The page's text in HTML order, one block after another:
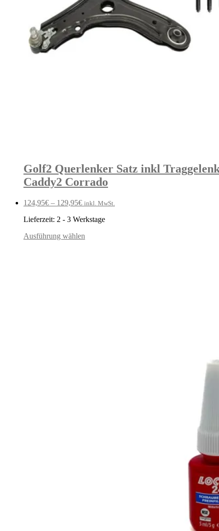
Golf2 Querlenker Satz inkl
Caddy2 Corrado
124,95€ – 129,95€ inkl. MwSt.
Lieferzeit: 2 - 3 Werkstage
Ausführung wählen